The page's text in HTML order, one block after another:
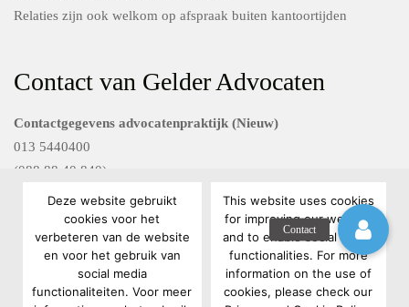
Relaties zijn ook welkom op afspraak buiten kantoortijden
Contact van Gelder Advocaten
Contactgegevens advocatenpraktijk (Nieuw)
013 5440400
(088 88 40 840)
Contactgegevens Van Gelder FG diensten
088 88 40 801
privacyrecht@vangelderadvocaten.nl
Deze website gebruikt
cookies voor het
verbeteren van de website
en voor het gebruik van
social media
functionaliteiten. Voor meer
This website uses cookies
for improving our website
and to enable social media
functionalities. For more
information on the use of
cookies, please check our